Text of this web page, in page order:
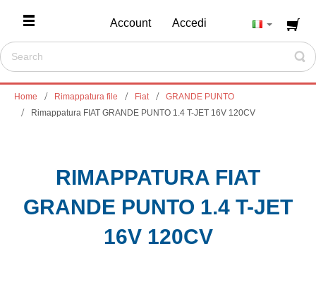
Account Accedi
Home Rimappatura file Fiat
GRANDE PUNTO
Rimappatura FIAT GRANDE PUNTO 1.4 T-JET 16V 120CV
RIMAPPATURA FIAT
GRANDE PUNTO 1.4 T-JET
16V 120CV